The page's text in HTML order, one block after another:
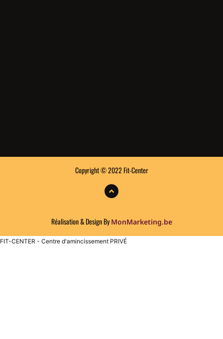
Copyright © 2022 Fit-Center
Réalisation & Design ByMonMarketing.be
FIT-CENTER - Centre d'amincissement PRIVÉ